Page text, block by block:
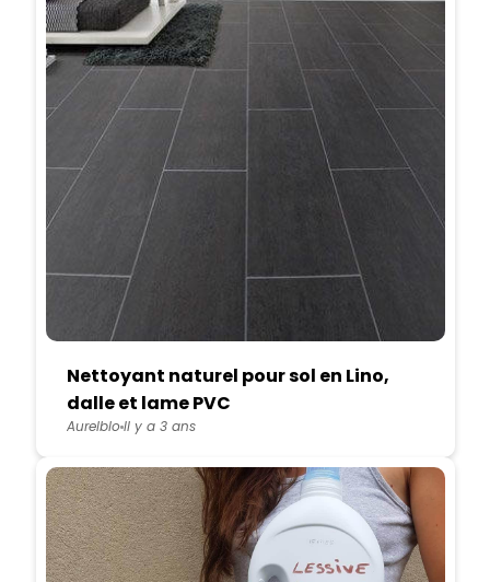
Nettoyant naturel pour sol en Lino,
dalle et lame PVC
AurelbloIl y a 3 ans